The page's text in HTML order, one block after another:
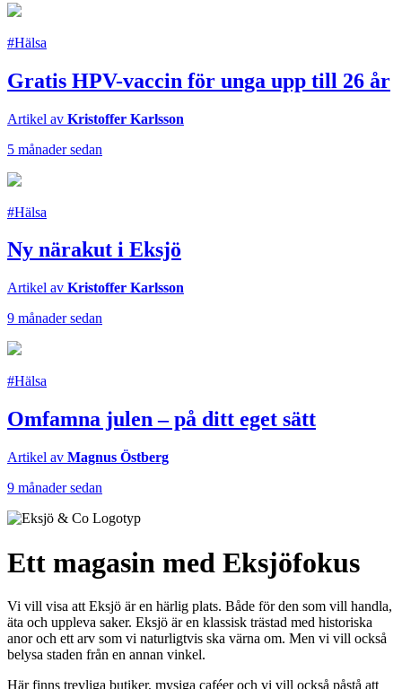
#Hälsa
Gratis HPV-vaccin för unga upp till 26 år
Artikel av Kristoffer Karlsson
5 månader sedan
#Hälsa
Ny närakut i Eksjö
Artikel av Kristoffer Karlsson
9 månader sedan
#Hälsa
Omfamna julen – på ditt eget sätt
Artikel av Magnus Östberg
9 månader sedan
Ett magasin med Eksjöfokus
Vi vill visa att Eksjö är en härlig plats. Både för den som vill handla,
äta och uppleva saker. Eksjö är en klassisk trästad med historiska
anor och ett arv som vi naturligtvis ska värna om. Men vi vill också
belysa staden från en annan vinkel.
Här finns trevliga butiker, mysiga caféer och vi vill också påstå att